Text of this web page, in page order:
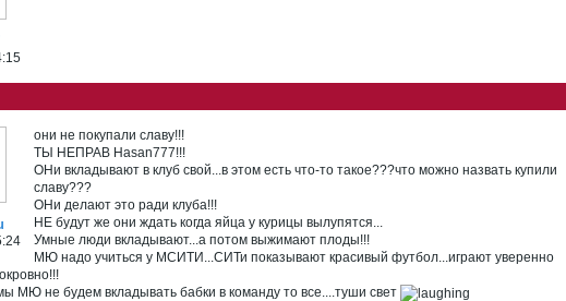
они не покупали славу!!!
ТЫ НЕПРАВ Hasan777!!!
ОНи вкладывают в клуб свой...в этом есть что-то такое???что можно назвать купили
славу???
ОНи делают это ради клуба!!!
НЕ будут же они ждать когда яйца у курицы вылупятся...
Умные люди вкладывают...а потом выжимают плоды!!!
МЮ надо учиться у МСИТИ...СИТи показывают красивый футбол...играют уверенно
МЮ не будем вкладывать бабки в команду то все....туши свет